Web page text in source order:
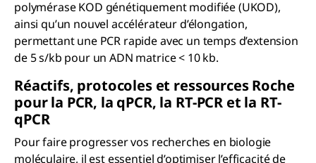
polymérase KOD génétiquement modifiée (UKOD),
ainsi qu’un nouvel accélérateur d’élongation,
permettant une PCR rapide avec un temps d’extension
de 5 s/kb pour un ADN matrice < 10 kb.
Réactifs, protocoles et ressources Roche
pour la PCR, la qPCR, la RT-PCR et la RT-
qPCR
Pour faire progresser vos recherches en biologie
moléculaire, il est essentiel d’optimiser l’efficacité de